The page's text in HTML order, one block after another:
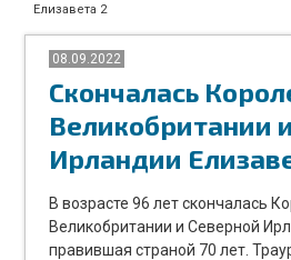
Елизавета 2
08.09.2022
Скончалась
Великобритании
Ирландии
В возрасте 96 лет скончалась
Великобритании и Северной
правившая страной 70 лет.